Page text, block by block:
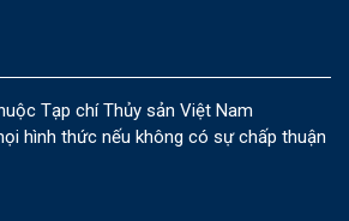
Tạp chí Thủy sản Việt Nam
hình thức nếu không có sự chấp thuận